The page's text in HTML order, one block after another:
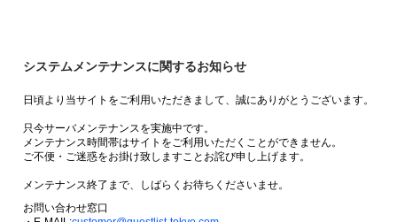
システムメンテナンスに関するお知らせ
日頃より当サイトをご利用いただきまして、誠にありがとうございます。
只今サーバメンテナンスを実施中です。
メンテナンス時間帯はサイトをご利用いただくことができません。
ご不便・ご迷惑をお掛け致しますことお詫び申し上げます。
メンテナンス終了まで、しばらくお待ちくださいませ。
お問い合わせ窓口